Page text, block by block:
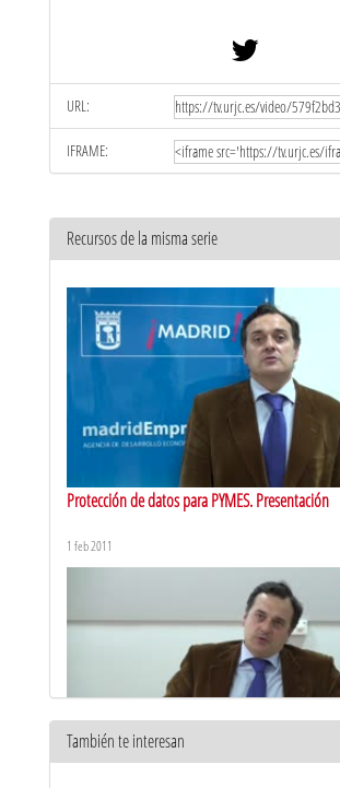
URL:
IFRAME:
Recursos de la misma serie
Protección de datos para PYMES. Presentación
1 feb 2011
También te interesan